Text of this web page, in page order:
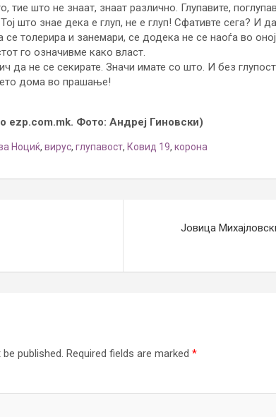
тие што не знаат, знаат различно. Глупавите,
што знае дека е глуп, не е глуп! Сфативте сега? И
се толерира и занемари, се додека не се наоѓа во
го означивме како власт.
да не се секирате. Значи имате со што. И без
дома во прашање!
ezp.com.mk. Фото: Андреј Гиновски)
Ноциќ, вирус, глупавост, Ковид 19, корона
Јовица
published. Required fields are marked *